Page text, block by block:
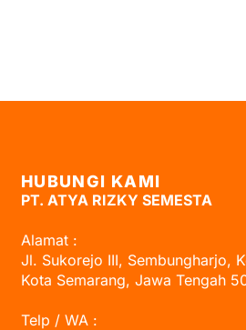
HUBUNGI KAMI
PT. ATYA RIZKY SEMESTA
Alamat :
Jl. Sukorejo III, Sembungharjo,
Kota Semarang, Jawa Tengah
Telp / WA :